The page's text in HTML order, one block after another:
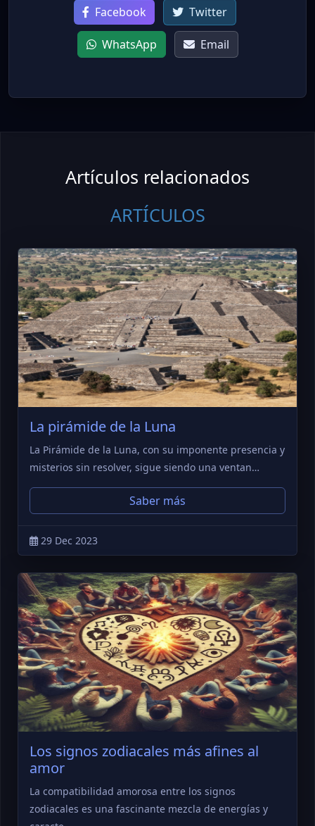
Facebook Twitter
WhatsApp Email
Artículos relacionados
ARTÍCULOS
La pirámide de la Luna
La Pirámide de la Luna, con su imponente presencia y
misterios sin resolver, sigue siendo una ventan…
Saber más
29 Dec 2023
Los signos zodiacales más afines al
amor
La compatibilidad amorosa entre los signos
zodiacales es una fascinante mezcla de energías y